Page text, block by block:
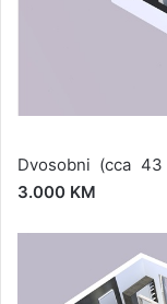
Dvosobni (cca
3.000 KM